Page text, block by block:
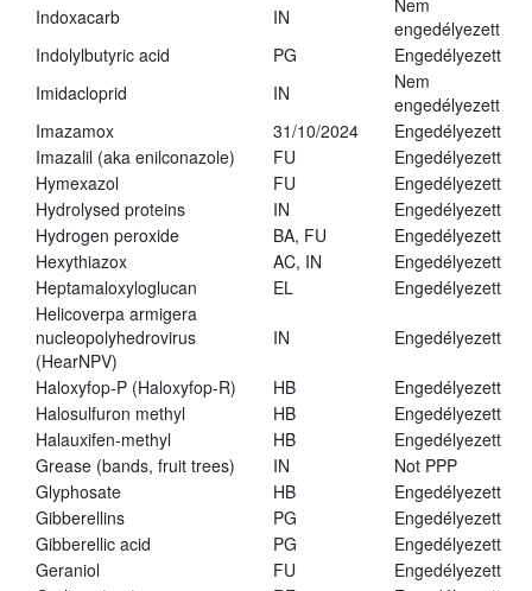
Indoxacarb
IN
Nem
engedélyezett
Indolylbutyric acid
PG
Engedélyezett
Imidacloprid
IN
Nem
engedélyezett
Imazamox
31/10/2024
Engedélyezett
Imazalil (aka enilconazole)
FU
Engedélyezett
Hymexazol
FU
Engedélyezett
Hydrolysed proteins
IN
Engedélyezett
Hydrogen peroxide
BA, FU
Engedélyezett
Hexythiazox
AC, IN
Engedélyezett
Heptamaloxyloglucan
EL
Engedélyezett
Helicoverpa armigera
nucleopolyhedrovirus
(HearNPV)
IN Engedélyezett
Haloxyfop-P (Haloxyfop-R) HB
Engedélyezett
Halosulfuron methyl
HB
Engedélyezett
Halauxifen-methyl
HB
Engedélyezett
Grease (bands, fruit trees)
IN
Not PPP
Glyphosate
HB
Engedélyezett
Gibberellins
PG
Engedélyezett
Gibberellic acid
PG
Engedélyezett
Geraniol
FU
Engedélyezett